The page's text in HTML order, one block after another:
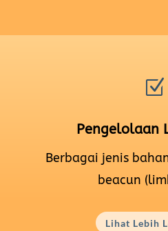
Z
Pengelolaan
Berbagai jenis
beacun
Lihat Lebih